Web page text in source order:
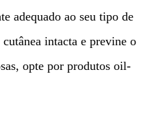
adequado ao seu tipo de
intacta e previne o
opte por produtos oil-